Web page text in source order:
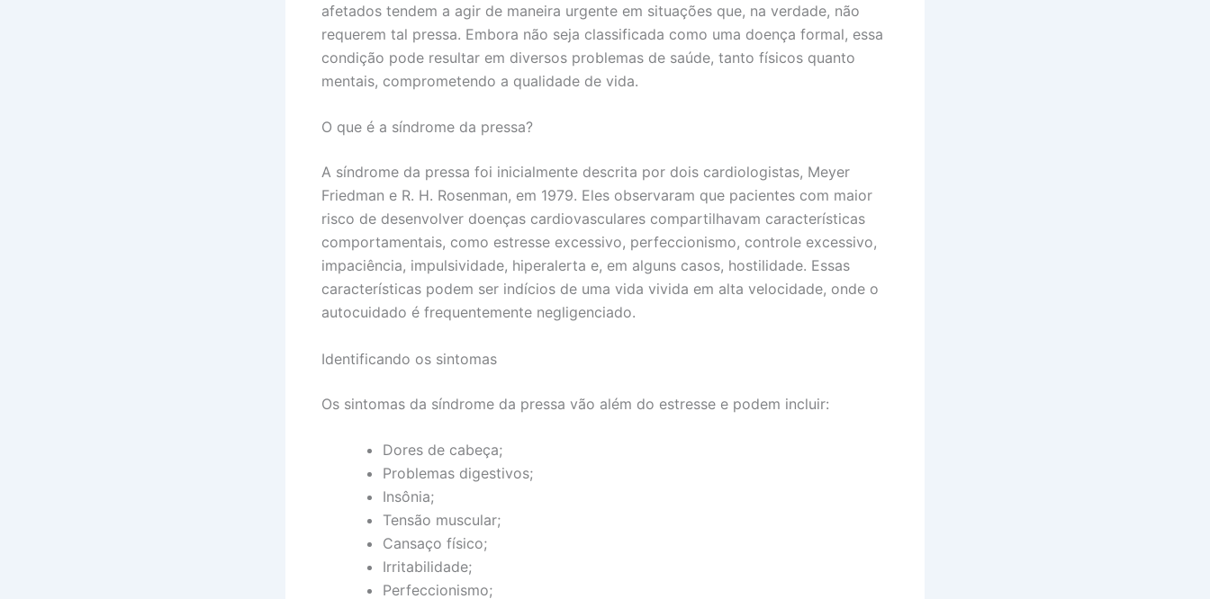
afetados tendem a agir de maneira urgente em situações que, na verdade, não
requerem tal pressa. Embora não seja classificada como uma doença formal, essa
condição pode resultar em diversos problemas de saúde, tanto físicos quanto
mentais, comprometendo a qualidade de vida.
O que é a síndrome da pressa?
A síndrome da pressa foi inicialmente descrita por dois cardiologistas, Meyer
Friedman e R. H. Rosenman, em 1979. Eles observaram que pacientes com maior
risco de desenvolver doenças cardiovasculares compartilhavam características
comportamentais, como estresse excessivo, perfeccionismo, controle excessivo,
impaciência, impulsividade, hiperalerta e, em alguns casos, hostilidade. Essas
características podem ser indícios de uma vida vivida em alta velocidade, onde o
autocuidado é frequentemente negligenciado.
Identificando os sintomas
Os sintomas da síndrome da pressa vão além do estresse e podem incluir:
Dores de cabeça;
Problemas digestivos;
Insônia;
Tensão muscular;
Cansaço físico;
Irritabilidade;
Perfeccionismo;